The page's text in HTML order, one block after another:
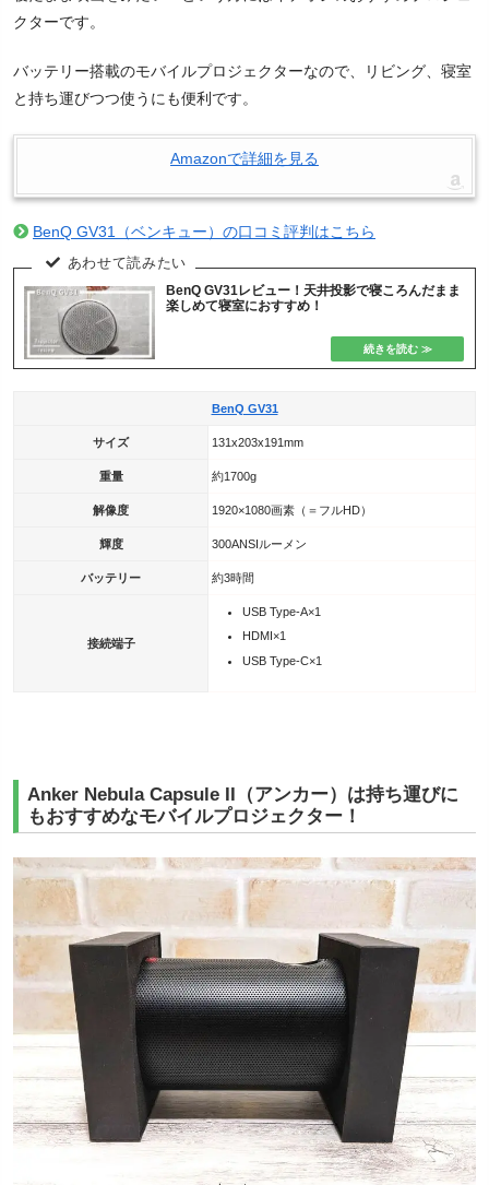
クターです。
バッテリー搭載のモバイルプロジェクターなので、リビング、寝室
と持ち運びつつ使うにも便利です。
Amazonで詳細を見る
BenQ GV31（ベンキュー）の口コミ評判はこちら
BenQ GV31レビュー！天井投影で寝ころんだまま
楽しめて寝室におすすめ！
BenQ GV31
サイズ 131x203x191mm
重量 約1700g
解像度 1920×1080画素（＝フルHD）
輝度 300ANSIルーメン
バッテリー 約3時間
接続端子
USB Type-A×1
HDMI×1
USB Type-C×1
Anker Nebula Capsule II（アンカー）は持ち運びに
もおすすめなモバイルプロジェクター！